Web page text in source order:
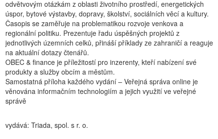
odvětvovým otázkám z oblasti životního prostředí, energetických
úspor, bytové výstavby, dopravy, školství, sociálních věcí a kultury.
Časopis se zaměřuje na problematikou rozvoje venkova a
regionální politiku. Prezentuje řadu úspěšných projektů z
jednotlivých územních celků, přináší příklady ze zahraničí a reaguje
na aktuální dotazy čtenářů.
OBEC & finance je příležitostí pro inzerenty, kteří nabízení své
produkty a služby obcím a městům.
Samostatná příloha každého vydání – Veřejná správa online je
věnována informačním technologiím a jejich využití ve veřejné
správě
vydává: Triada, spol. s r. o.